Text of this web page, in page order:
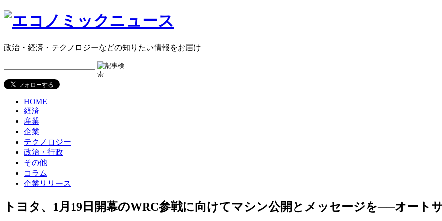
政治・経済・テクノロジーなどの知りたい情報をお届け
HOME
経済
産業
企業
テクノロジー
政治・行政
その他
コラム
企業リリース
トヨタ、1月19日開幕のWRC参戦に向けてマシン公開とメッセージを──オート